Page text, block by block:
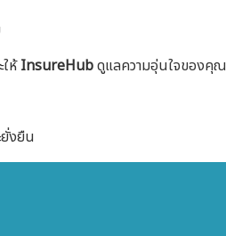
ห้InsureHubดูแลความอุ่นใจของคุณ
งยืน